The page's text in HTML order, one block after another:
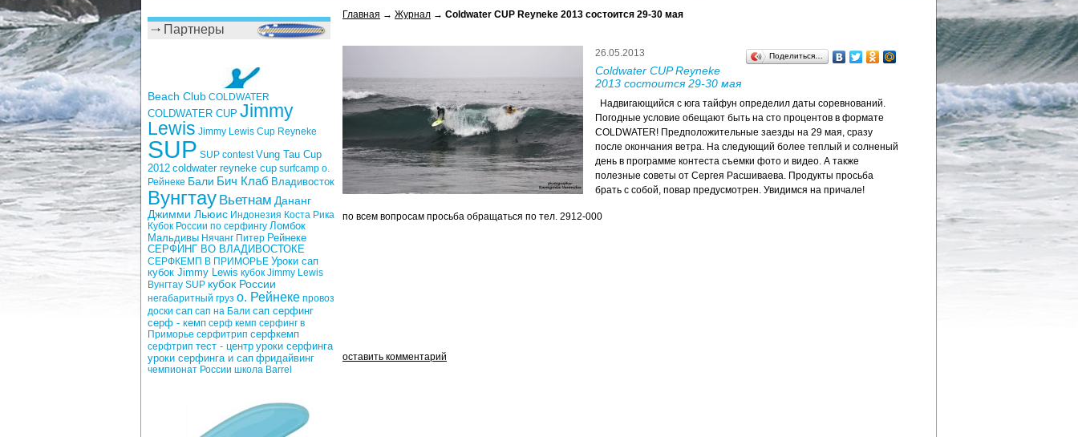
Партнеры
Beach Club COLDWATER
COLDWATER CUP Jimmy
Lewis Jimmy Lewis Cup Reyneke
SUP SUP contest Vung Tau Cup
2012 coldwater reyneke cup surfcamp о.
Рейнеке Бали Бич Клаб Владивосток
Вунгтау Вьетнам Дананг
Джимми Льюис Индонезия Коста Рика
Кубок России по серфингу Ломбок
Мальдивы Нячанг Питер Рейнеке
СЕРФИНГ ВО ВЛАДИВОСТОКЕ
СЕРФКЕМП В ПРИМОРЬЕ Уроки сап
кубок Jimmy Lewis кубок Jimmy Lewis
Вунгтау SUP кубок России
негабаритный груз о. Рейнеке провоз
доски сап сап на Бали сап серфинг
серф - кемп серф кемп серфинг в
Приморье серфитрип серфкемп
серфтрип тест - центр уроки серфинга
уроки серфинга и сап фридайвинг
чемпионат России школа Barrel
Главная → Журнал → Coldwater CUP Reyneke 2013 состоится 29-30 мая
Поделиться…
26.05.2013
Coldwater CUP Reyneke
2013 состоится 29-30 мая
Надвигающийся с юга тайфун определил даты соревнований.
Погодные условие обещают быть на сто процентов в формате
COLDWATER! Предположительные заезды на 29 мая, сразу
после окончания ветра. На следующий более теплый и солненый
день в программе контеста съемки фото и видео. А также
полезные советы от Сергея Расшиваева. Продукты просьба
брать с собой, повар предусмотрен. Увидимся на причале!
по всем вопросам просьба обращаться по тел. 2912-000
оставить комментарий